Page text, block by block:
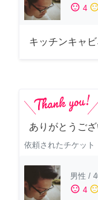
sentiment_satisfied 4
キッチンキャ
ありがとうご
依頼されたチケット
男性 /
sentiment_satisfied 4